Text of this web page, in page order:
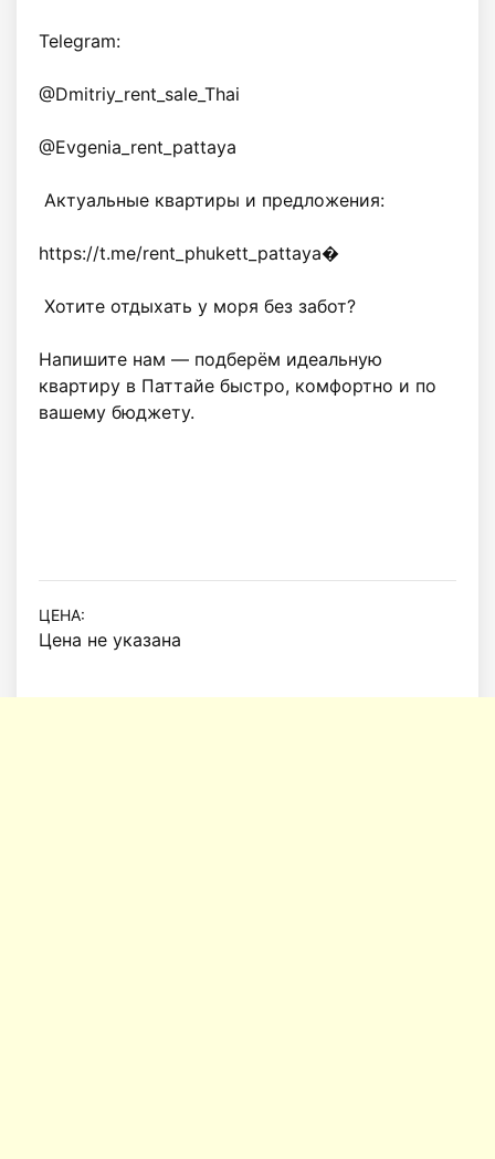
Telegram:
@Dmitriy_rent_sale_Thai
@Evgenia_rent_pattaya
https://t.me/rent_phukett_pattaya⁠�
Напишите нам — подберём идеальную
квартиру в Паттайе быстро, комфортно и по
вашему бюджету.
ЦЕНА:
Цена не указана